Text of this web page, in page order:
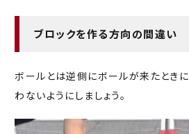
ブロックを作る方向の間違い
ボールとは逆側にボールが来たときに
わないようにしましょう。